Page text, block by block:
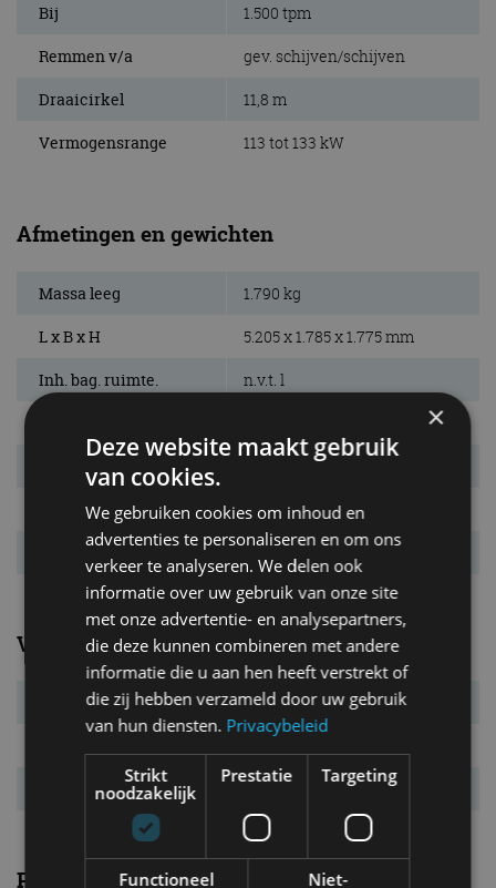
Bij 1.500 tpm
Remmen v/a gev. schijven/schijven
Draaicirkel 11,8 m
Vermogensrange 113 tot 133 kW
Afmetingen en gewichten
Massa leeg 1.790 kg
L x B x H 5.205 x 1.785 x 1.775 mm
Inh. bag. ruimte. n.v.t. l
3.000 mm
Max. aanh. gew. 3.000 kg
Tankinhoud 75 l
Verbruik
Verbr. gecomb. 6,4 l/100km
Energielabel
Prestaties
×
Deze website maakt gebruik
van cookies.
We gebruiken cookies om inhoud en
advertenties te personaliseren en om ons
verkeer te analyseren. We delen ook
informatie over uw gebruik van onze site
met onze advertentie- en analysepartners,
die deze kunnen combineren met andere
informatie die u aan hen heeft verstrekt of
die zij hebben verzameld door uw gebruik
van hun diensten. Privacybeleid
Strikt
noodzakelijk
Prestatie Targeting
Functioneel
Niet-